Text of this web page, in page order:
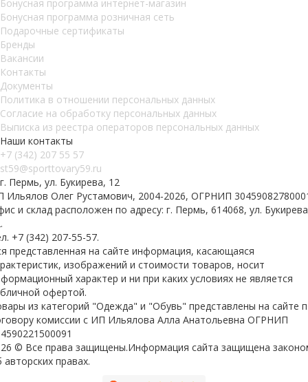
Бонусная программа интернет-магазин
Бонусная программа розничная сеть
Подарочные сертификаты
Бренды
Вакансии
Контакты
Документы
Политика в отношении персональных данных
Согласие на обработку персональных данных
Выписка из реестра операторов персональных данных
Наши контакты
+7 (342) 207 55 57
st59@sporttovary59.ru
г. Пермь, ул. Букирева, 12
Ильялов Олег Рустамович, 2004-2026, ОГРНИП
и склад расположен по адресу: г. Пермь, 614068, ул.
+7 (342) 207-55-57.
представленная на сайте информация, касающаяся
изображений и стоимости товаров, носит
характер и ни при каких условиях не является
офертой.
из категорий "Одежда" и "Обувь" представлены на сайте
комиссии с ИП Ильялова Алла Анатольевна ОГРНИП
© Все права защищены.Информация сайта защищена
авторских правах.